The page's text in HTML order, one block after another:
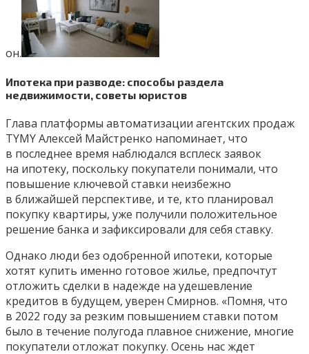
он.
Ипотека при разводе: способы раздела
недвижимости, советы юристов
Глава платформы автоматизации агентских продаж
TYMY Алексей Майстренко напоминает, что
в последнее время наблюдался всплеск заявок
на ипотеку, поскольку покупатели понимали, что
повышение ключевой ставки неизбежно
в ближайшей перспективе, и те, кто планировал
покупку квартиры, уже получили положительное
решение банка и зафиксировали для себя ставку.
Однако люди без одобренной ипотеки, которые
хотят купить именно готовое жилье, предпочтут
отложить сделки в надежде на удешевление
кредитов в будущем, уверен Смирнов. «Помня, что
в 2022 году за резким повышением ставки потом
было в течение полугода плавное снижение, многие
покупатели отложат покупку. Осень нас ждет